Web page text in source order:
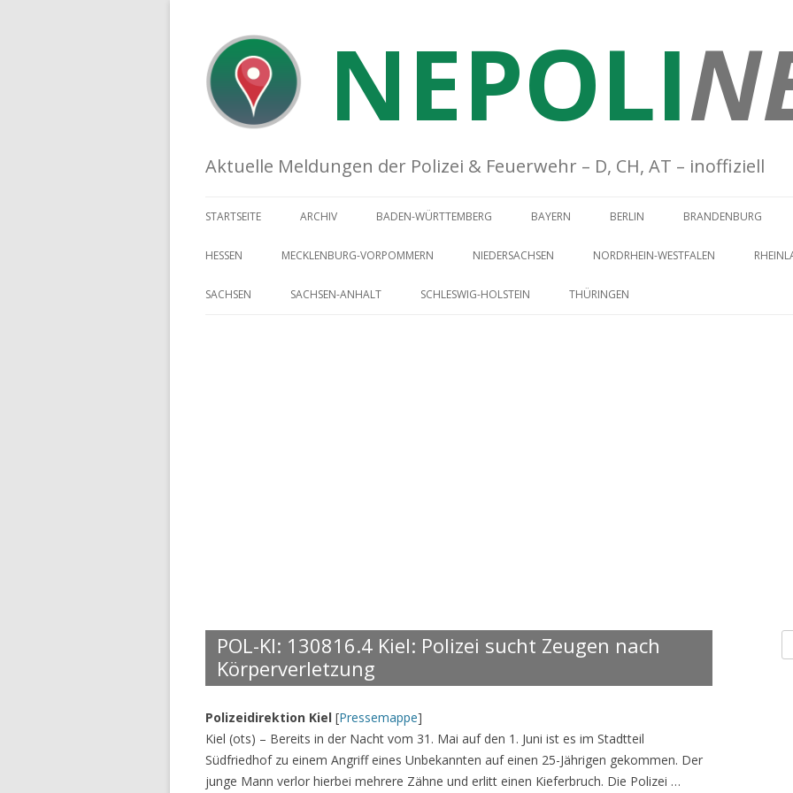
NEPOLI
Aktuelle Meldungen der Polizei & Feuerwehr – D, CH, AT – inoffiziell
STARTSEITE ARCHIV BADEN-WÜRTTEMBERG BAYERN BERLIN BRANDENBURG
HESSEN MECKLENBURG-VORPOMMERN NIEDERSACHSEN NORDRHEIN-WESTFALEN
SACHSEN SACHSEN-ANHALT SCHLESWIG-HOLSTEIN THÜRINGEN
POL-KI: 130816.4 Kiel: Polizei sucht Zeugen nach
Körperverletzung
Polizeidirektion Kiel [Pressemappe]
Kiel (ots) – Bereits in der Nacht vom 31. Mai auf den 1. Juni ist es im Stadtteil
Südfriedhof zu einem Angriff eines Unbekannten auf einen 25-Jährigen gekommen. Der
junge Mann verlor hierbei mehrere Zähne und erlitt einen Kieferbruch. Die Polizei …